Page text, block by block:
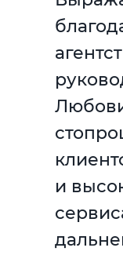
и